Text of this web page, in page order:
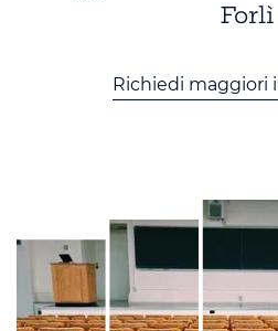
Forlì
Richiedi maggiori